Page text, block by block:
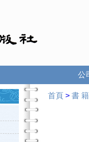
公
首頁 > 書